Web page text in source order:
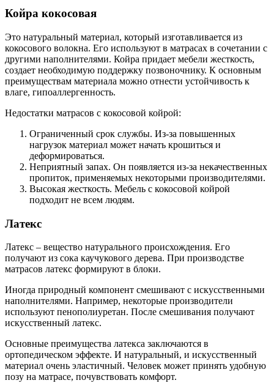
Койра кокосовая
Это натуральный материал, который изготавливается из
кокосового волокна. Его используют в матрасах в сочетании с
другими наполнителями. Койра придает мебели жесткость,
создает необходимую поддержку позвоночнику. К основным
преимуществам материала можно отнести устойчивость к
влаге, гипоаллергенность.
Недостатки матрасов с кокосовой койрой:
Ограниченный срок службы. Из-за повышенных
нагрузок материал может начать крошиться и
деформироваться.
Неприятный запах. Он появляется из-за некачественных
пропиток, применяемых некоторыми производителями.
Высокая жесткость. Мебель с кокосовой койрой
подходит не всем людям.
Латекс
Латекс – вещество натурального происхождения. Его
получают из сока каучукового дерева. При производстве
матрасов латекс формируют в блоки.
Иногда природный компонент смешивают с искусственными
наполнителями. Например, некоторые производители
используют пенополиуретан. После смешивания получают
искусственный латекс.
Основные преимущества латекса заключаются в
ортопедическом эффекте. И натуральный, и искусственный
материал очень эластичный. Человек может принять удобную
позу на матрасе, почувствовать комфорт.